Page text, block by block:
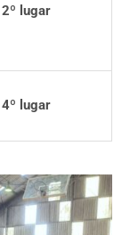
2º lugar
4º lugar